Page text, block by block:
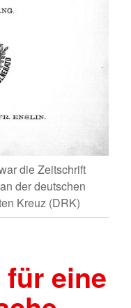
die Zeitschrift
der deutschen
Kreuz (DRK)
eine